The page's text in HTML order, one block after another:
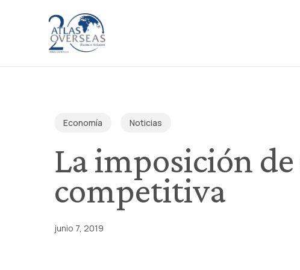
Economía Noticias
La imposición de
competitiva
junio 7, 2019